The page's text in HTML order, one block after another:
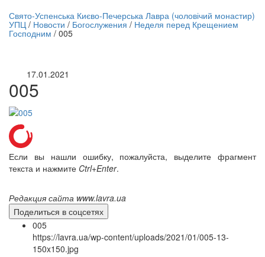
трансляция | 12 сентября
трансляции
Свято-Успенська Києво-Печерська Лавра (чоловічий монастир)
УПЦ / Новости / Богослужения / Неделя перед Крещением
Господним / 005
17.01.2021
005
Если вы нашли ошибку, пожалуйста, выделите фрагмент
текста и нажмите Ctrl+Enter.
Редакция сайта www.lavra.ua
Поделиться в соцсетях
005
https://lavra.ua/wp-content/uploads/2021/01/005-13-
150x150.jpg